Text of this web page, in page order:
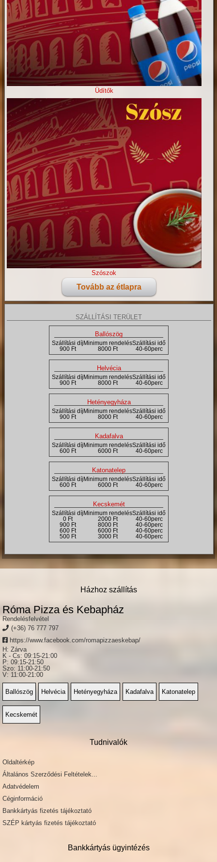
Üdítők
Szószok
Tovább az étlapra
SZÁLLÍTÁSI TERÜLET
Ballószög
Szállítási díjMinimum rendelésSzállítási idő
900 Ft
8000 Ft 40-60perc
Helvécia
Szállítási díjMinimum rendelésSzállítási idő
900 Ft
8000 Ft 40-60perc
Hetényegyháza
Szállítási díjMinimum rendelésSzállítási idő
900 Ft
8000 Ft 40-60perc
Kadafalva
Szállítási díjMinimum rendelésSzállítási idő
600 Ft
6000 Ft 40-60perc
Katonatelep
Szállítási díjMinimum rendelésSzállítási idő
600 Ft
6000 Ft 40-60perc
Kecskemét
Szállítási díjMinimum rendelésSzállítási idő
0 Ft
2000 Ft
40-60perc
900 Ft
8000 Ft
40-60perc
600 Ft
6000 Ft
40-60perc
500 Ft
3000 Ft 40-60perc
Házhoz szállítás
Róma Pizza és Kebapház
Rendelésfelvétel
(+36) 76 777 797
https://www.facebook.com/romapizzaeskebap/
H: Zárva
K - Cs: 09:15-21:00
P: 09:15-21:50
Szo: 11:00-21:50
V: 11:00-21:00
Ballószög Helvécia Hetényegyháza Kadafalva Katonatelep
Kecskemét
Tudnivalók
Oldaltérkép
Általános Szerződési Feltételek...
Adatvédelem
Céginformáció
Bankkártyás fizetés tájékoztató
SZÉP kártyás fizetés tájékoztató
Bankkártyás ügyintézés